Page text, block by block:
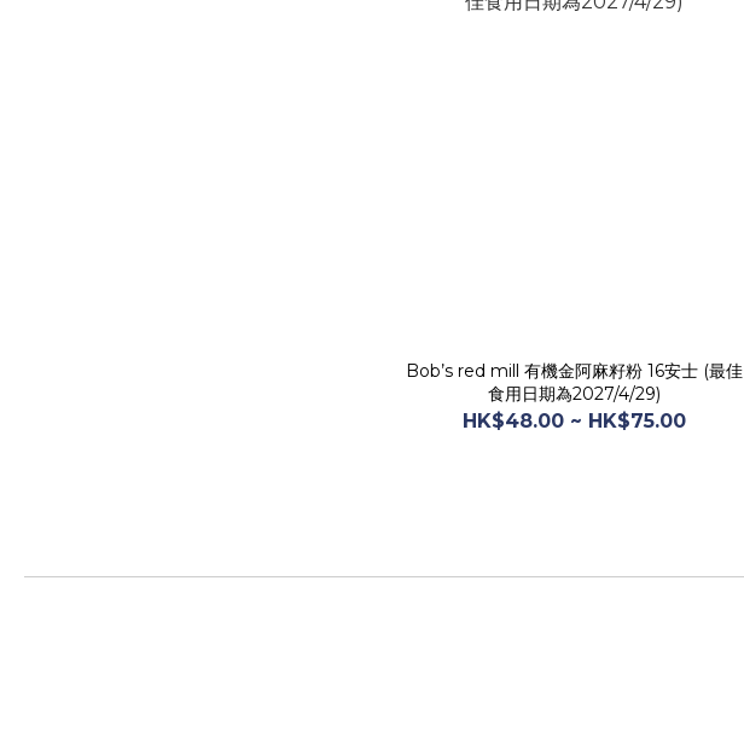
Bob’s red mill 有機金阿麻籽粉 16安士 (最佳
食用日期為2027/4/29)
HK$48.00 ~ HK$75.00